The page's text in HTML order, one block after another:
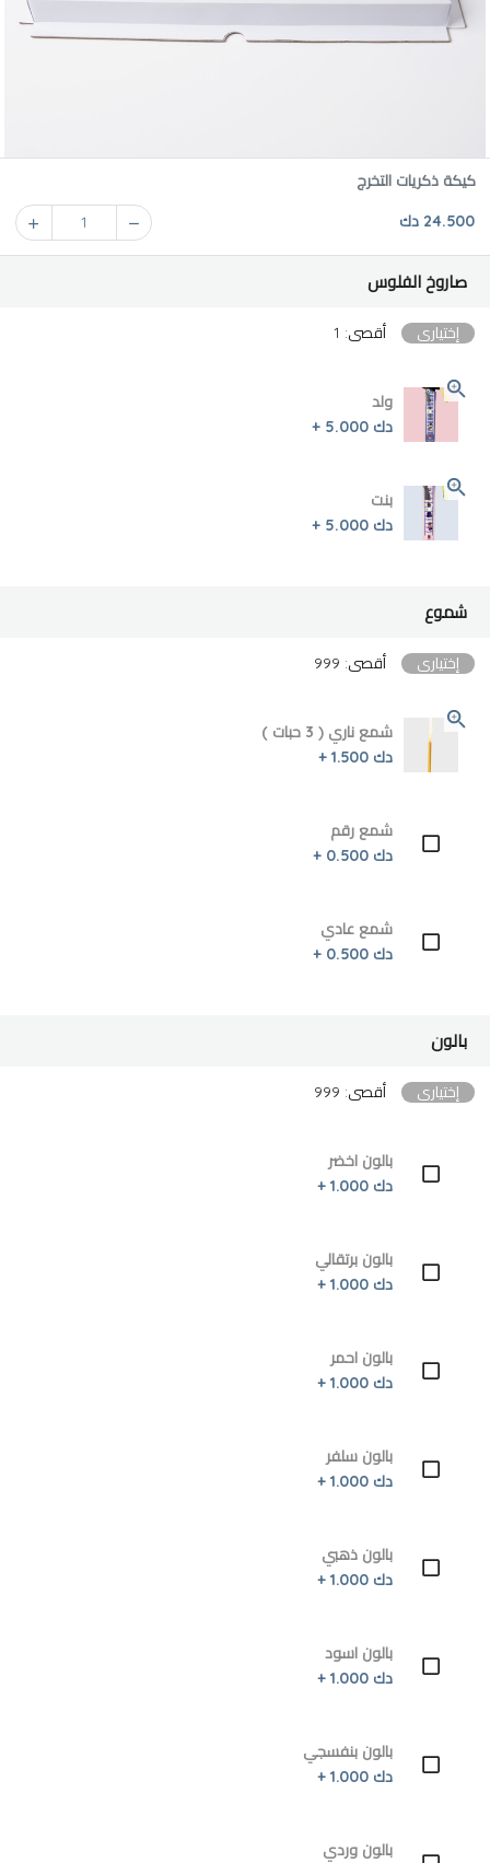
كيكة ذكريات التخرج
24.500 دك 1
صاروخ الفلوس
إختياري أقصى: 1
ولد
دك 5.000 +
بنت
دك 5.000 +
شموع
إختياري أقصى: 999
شمع ناري ( 3 حبات )
دك 1.500 +
شمع رقم
دك 0.500 +
شمع عادي
دك 0.500 +
بالون
إختياري أقصى: 999
بالون اخضر
دك 1.000 +
بالون برتقالي
دك 1.000 +
بالون احمر
دك 1.000 +
بالون سلفر
دك 1.000 +
بالون ذهبي
دك 1.000 +
بالون اسود
دك 1.000 +
بالون بنفسجي
دك 1.000 +
بالون وردي